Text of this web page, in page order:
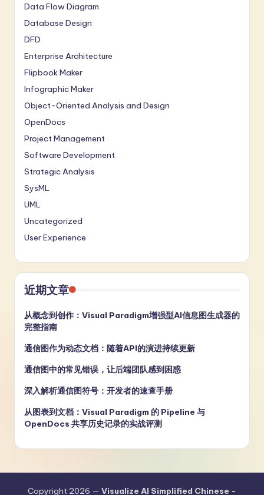
Data Flow Diagram
Database Design
DFD
Enterprise Architecture
Flipbook Maker
Infographic Maker
Object-Oriented Analysis and Design
OpenDocs
Project Management
Software Development
Strategic Analysis
SysML
UML
Uncategorized
User Experience
近期文章
从概念到创作：Visual Paradigm增强型AI信息图生成器的
完整指南
通信图作为动态文档：随着API的演进持续更新
通信图中的常见错误，让后端团队感到困惑
深入解析通信图符号：开发者的速查手册
从图表到文档：Visual Paradigm 的 Pipeline 与
OpenDocs 共享历史记录的实战评测
Copyright 2026 — Visualize AI Simplified Chinese -